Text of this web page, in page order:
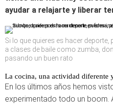
ayudar a relajarte y liberar
Si lo que quieres es hacer
a clases de baile como zumba,
pasando un buen rato
La cocina, una actividad diferente
En los últimos años hemos
experimentado todo un boom.